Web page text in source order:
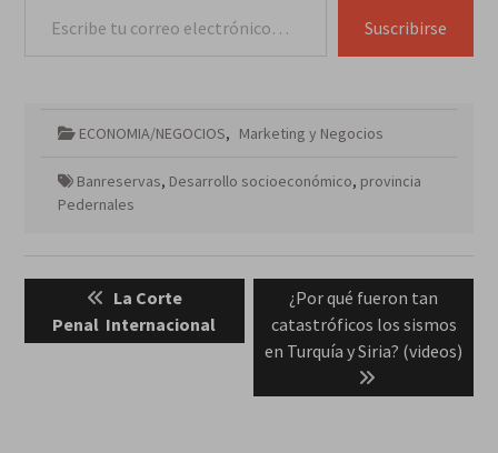
Suscribirse
ECONOMIA/NEGOCIOS, Marketing y Negocios
Banreservas, Desarrollo socioeconómico, provincia
Pedernales
entradas
Previous
post:
La Corte
Penal Internacional
Next
post:
¿Por qué fueron tan
catastróficos los sismos
en Turquía y Siria? (videos)